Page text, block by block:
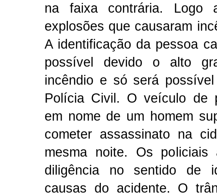
na faixa contrária. Logo
explosões que causaram
A identificação da pessoa
possível devido o alto
incêndio e só será
Polícia Civil. O veículo de
em nome de um homem
cometer assassinato na
mesma noite. Os policiais
diligência no sentido de
causas do acidente. O